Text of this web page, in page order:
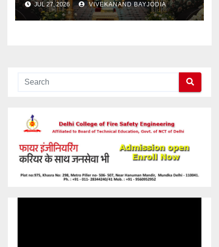
JUL 27, 2026 VIVEKANAND BAYJODIA